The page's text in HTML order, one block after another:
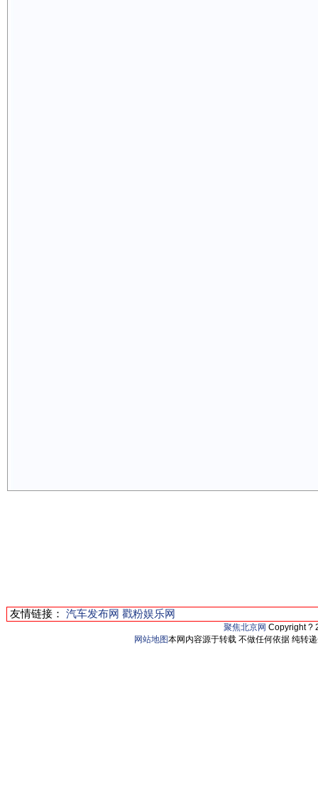
友情链接： 汽车发布网 戳粉娱乐网
聚焦北京网 Copyright ?
网站地图本网内容源于转载 不做任何依据 纯转